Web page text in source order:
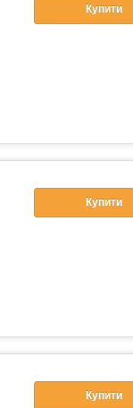
Купити
Купити
Купити